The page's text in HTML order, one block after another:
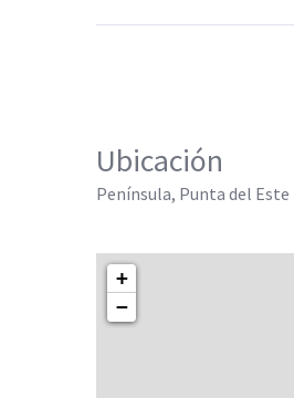
Ubicación
Península, Punta del Este
+
−